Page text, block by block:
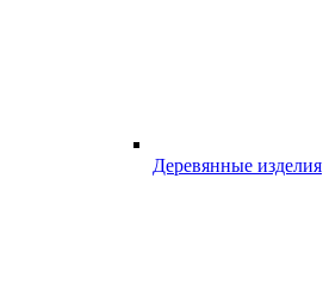
Деревянные изделия